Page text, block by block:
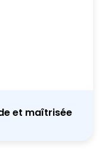
et maîtrisée